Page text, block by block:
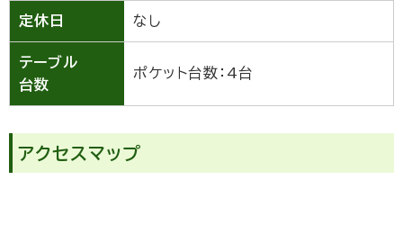
定休日 なし
テーブル
台数
ポケット台数：4台
アクセスマップ